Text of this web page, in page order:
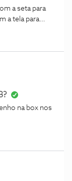
a seta para
a tela para
está ao
na box nos